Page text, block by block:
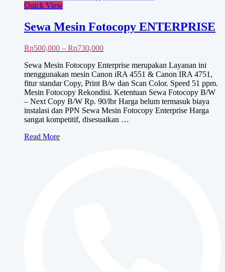
Quick View
Sewa Mesin Fotocopy ENTERPRISE
Rp500,000 – Rp730,000Rentang
Rp500,000
hingga
Rp730,000
Sewa Mesin Fotocopy Enterprise merupakan Layanan ini
menggunakan mesin Canon iRA 4551 & Canon IRA 4751,
fitur standar Copy, Print B/w dan Scan Color. Speed 51 ppm.
Mesin Fotocopy Rekondisi. Ketentuan Sewa Fotocopy B/W
– Next Copy B/W Rp. 90/lbr Harga belum termasuk biaya
instalasi dan PPN Sewa Mesin Fotocopy Enterprise Harga
sangat kompetitif, disesuaikan …
Sewa
Read More